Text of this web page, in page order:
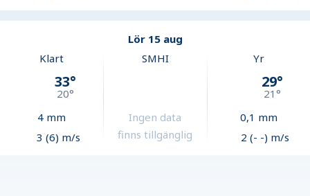
Lör 15 aug
Klart
33°
20°
4 mm
3 (6) m/s
SMHI
Ingen data
finns tillgänglig
Yr
29°
21°
0,1 mm
2 (- -) m/s